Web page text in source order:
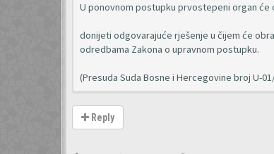
U ponovnom postupku prvostepeni organ
donijeti odgovarajuće rješenje u čijem će
odredbama Zakona o upravnom postupku.
(Presuda Suda Bosne i Hercegovine broj U-
Reply